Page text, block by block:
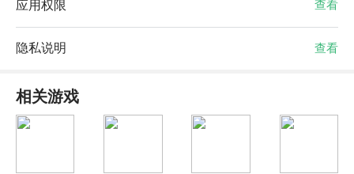
应用权限 查看
隐私说明 查看
相关游戏